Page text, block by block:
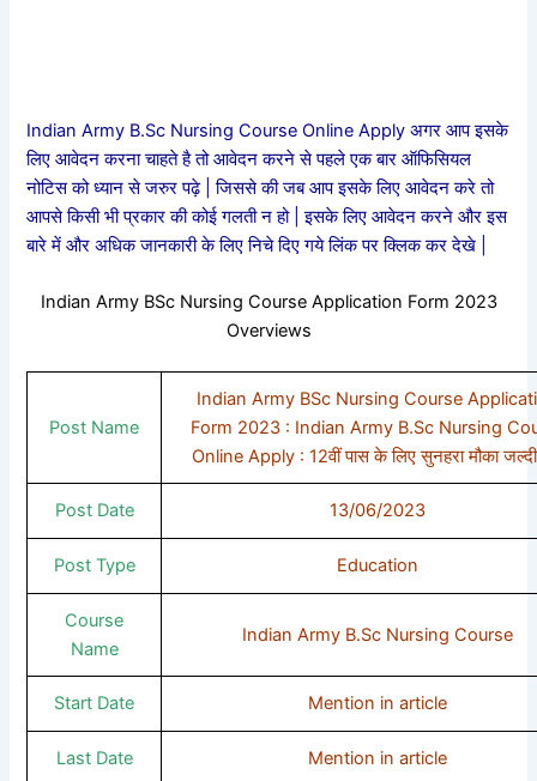
Indian Army B.Sc Nursing Course Online Apply अगर आप इसके
लिए आवेदन करना चाहते है तो आवेदन करने से पहले एक बार ऑफिसियल
नोटिस को ध्यान से जरुर पढ़े | जिससे की जब आप इसके लिए आवेदन करे तो
आपसे किसी भी प्रकार की कोई गलती न हो | इसके लिए आवेदन करने और इस
बारे में और अधिक जानकारी के लिए निचे दिए गये लिंक पर क्लिक कर देखे |
Indian Army BSc Nursing Course Application Form 2023
Overviews
Post Name
Indian Army BSc Nursing Course
Form 2023 : Indian Army B.Sc Nursing
Online Apply : 12वीं पास के लिए सुनहरा मौका
Post Date 13/06/2023
Post Type Education
Course
Name
Indian Army B.Sc Nursing Course
Start Date Mention in article
Last Date Mention in article